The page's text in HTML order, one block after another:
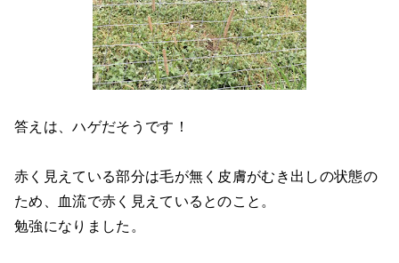
答えは、ハゲだそうです！
赤く見えている部分は毛が無く皮膚がむき出しの状態の
ため、血流で赤く見えているとのこと。
勉強になりました。